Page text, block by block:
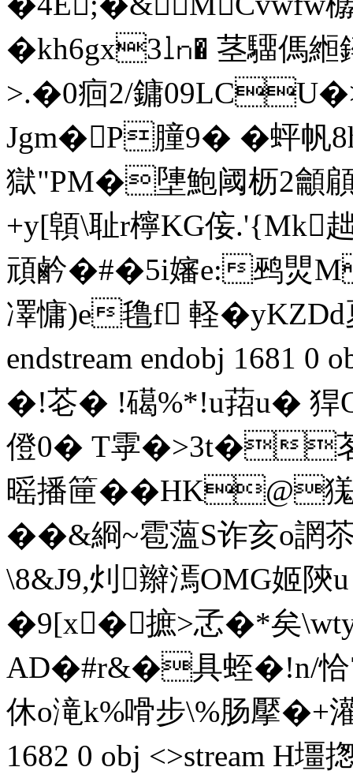
�kh6gx3㏑� 茎驑傌
>.�0痐2/鏞
Jgm�P膧9� �蚲帆
獄"PM�塦鮑阈枥2龥
+y[顊\耻r檸KG侫
頑鹶�#�5i嬸e:鹀煛
凙慵)e氇f 軽�yKZDd
endstream endobj 1681
�!芲� !礍%*!u萔u� 猂
僜0� T雽�>3t�茗
暚播筪��HK@
��&綗~雹薀S诈亥o誷
\8&J9,灲辮漹OMG姬陝
�9[x� 摭> 孞�*矣
AD�#r&�具蛭�!n/恰7
休o滝k%嗗步\%肠擪�+
1682 0 obj <>stream H壃